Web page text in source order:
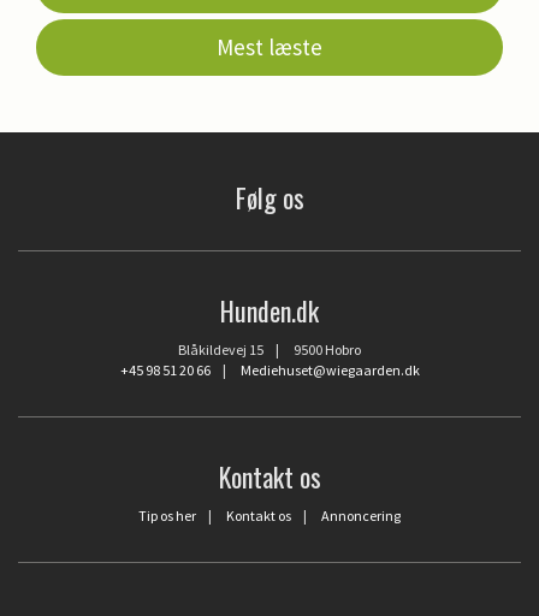
Mest læste
Følg os
Hunden.dk
Blåkildevej 15 | 9500 Hobro
+45 98 51 20 66| Mediehuset@wiegaarden.dk
Kontakt os
Tip os her | Kontakt os | Annoncering